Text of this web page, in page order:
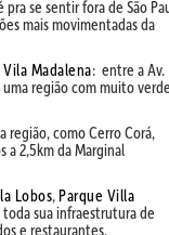
se sentir fora de São
mais movimentadas da
Vila Madalena: entre a Av.
uma região com muito
região, como Cerro Corá,
a 2,5km da Marginal
Lobos, Parque Villa
sua infraestrutura de
e restaurantes.